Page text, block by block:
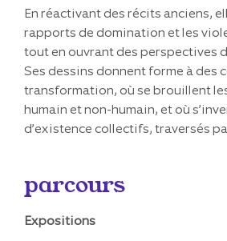
En réactivant des récits anciens,
rapports de domination et les
tout en ouvrant des perspectives
Ses dessins donnent forme à des
transformation, où se brouillent
humain et non-humain, et où
d’existence collectifs, traversés
parcours
Expositions